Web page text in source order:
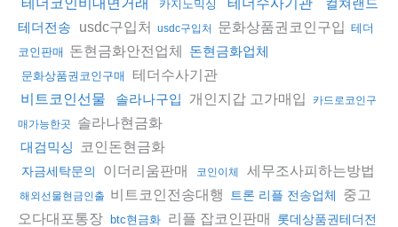
카지노믹싱
테더전송
usdc구입처 usdc구입처 문화상품권코인구입 테더
코인판매 돈현금화안전업체 돈현금화업체
문화상품권코인구매 테더수사기관
비트코인선물 솔라나구입 개인지갑 고가매입
카드로코인구
매가능한곳
솔라나현금화
대검믹싱 코인돈현금화
자금세탁문의 이더리움판매 코인이체 세무조사피하는방법
해외선물현금인출 비트코인전송대행 트론 리플 전송업체
중고
오다대포통장 btc현금화 리플 잡코인판매
롯데상품권테더전